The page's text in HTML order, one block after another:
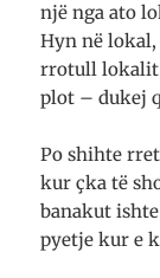
një nga ato
Hyn në
rrotull
plot – dukej
Po shihte
kur çka të
banakut
pyetje kur e